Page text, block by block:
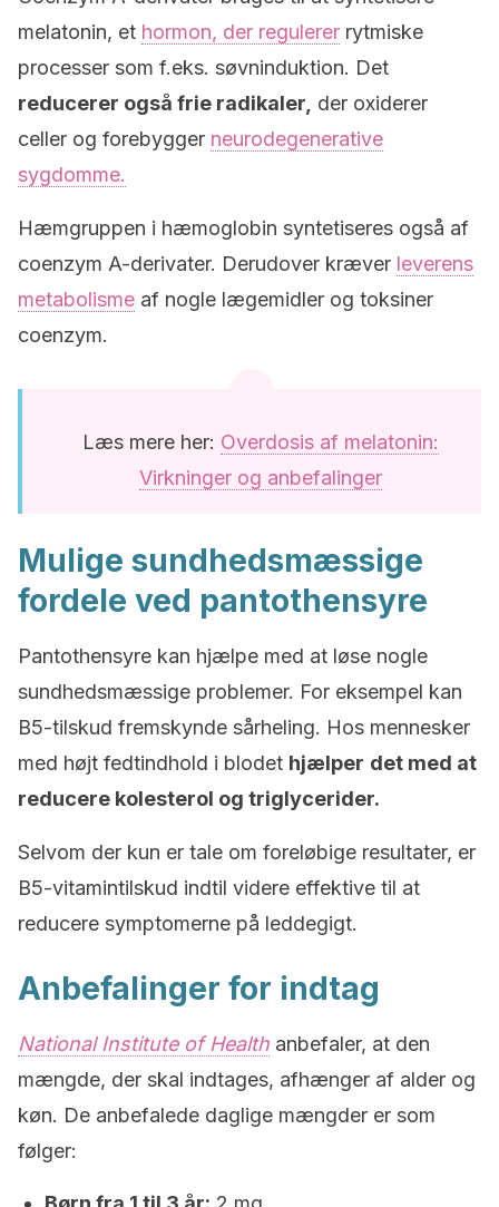
melatonin, et hormon, der regulerer rytmiske
processer som f.eks. søvninduktion. Det
reducerer også frie radikaler, der oxiderer
celler og forebygger neurodegenerative
sygdomme.
Hæmgruppen i hæmoglobin syntetiseres også af
coenzym A-derivater. Derudover kræver leverens
metabolisme af nogle lægemidler og toksiner
coenzym.
Læs mere her: Overdosis af melatonin:
Virkninger og anbefalinger
Mulige sundhedsmæssige
fordele ved pantothensyre
Pantothensyre kan hjælpe med at løse nogle
sundhedsmæssige problemer. For eksempel kan
B5-tilskud fremskynde sårheling. Hos mennesker
med højt fedtindhold i blodet hjælper det med at
reducere kolesterol og triglycerider.
Selvom der kun er tale om foreløbige resultater, er
B5-vitamintilskud indtil videre effektive til at
reducere symptomerne på leddegigt.
Anbefalinger for indtag
National Institute of Health anbefaler, at den
mængde, der skal indtages, afhænger af alder og
køn. De anbefalede daglige mængder er som
følger: